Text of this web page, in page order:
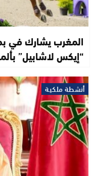
المغرب يشارك في
“إيكس لاشابيل”
أنشطة ملكية